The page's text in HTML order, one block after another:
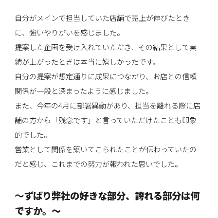
自分がメインで担当していた店舗で売上が伸びたとき
に、強いやりがいを感じました。
提案した企画を受け入れていただき、その結果として実
績が上がったときは本当に嬉しかったです。
自分の提案が想定通りに成果につながり、お店との信頼
関係が一段と深まったように感じました。
また、今年の4月に部署異動があり、担当を離れる際に店
舗の方から「残念です」と言っていただけたことも印象
的でした。
営業として関係を築いてこられたことが伝わっていたの
だと感じ、これまでの努力が報われた思いでした。
〜ずばり弊社の好きな部分、誇れる部分は何
ですか。〜